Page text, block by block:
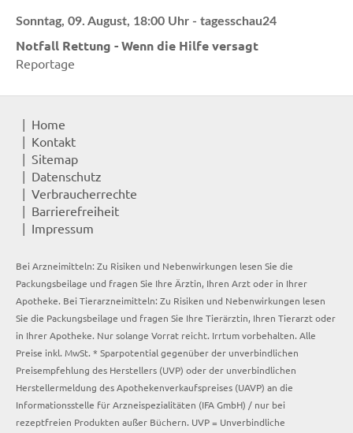
Sonntag, 09. August, 18:00 Uhr - tagesschau24
Notfall Rettung - Wenn die Hilfe versagt
Reportage
Home
Kontakt
Sitemap
Datenschutz
Verbraucherrechte
Barrierefreiheit
Impressum
Bei Arzneimitteln: Zu Risiken und Nebenwirkungen lesen Sie die
Packungsbeilage und fragen Sie Ihre Ärztin, Ihren Arzt oder in Ihrer
Apotheke. Bei Tierarzneimitteln: Zu Risiken und Nebenwirkungen lesen
Sie die Packungsbeilage und fragen Sie Ihre Tierärztin, Ihren Tierarzt oder
in Ihrer Apotheke. Nur solange Vorrat reicht. Irrtum vorbehalten. Alle
Preise inkl. MwSt. * Sparpotential gegenüber der unverbindlichen
Preisempfehlung des Herstellers (UVP) oder der unverbindlichen
Herstellermeldung des Apothekenverkaufspreises (UAVP) an die
Informationsstelle für Arzneispezialitäten (IFA GmbH) / nur bei
rezeptfreien Produkten außer Büchern. UVP = Unverbindliche